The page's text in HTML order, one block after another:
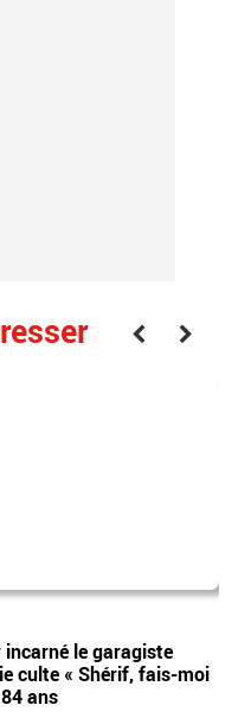
incarné le garagiste
culte « Shérif, fais-moi
ans